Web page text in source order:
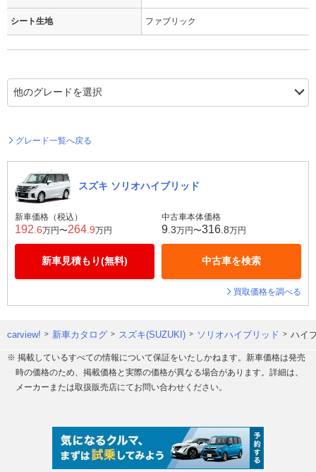
シート生地 ファブリック
グレード一覧へ戻る
スズキ ソリオハイブリッド
新車価格（税込）
192 .6万円〜264 .9万円
新車見積もり(無料)
中古車本体価格
9 .3万円〜316 .8万円
中古車を検索
買取価格を調べる
carview! 新車カタログ スズキ(SUZUKI) ソリオハイブリッド ハイ
※ 掲載しているすべての情報について保証をいたしかねます。新車価格は発売
時の価格のため、掲載価格と実際の価格が異なる場合があります。詳細は、
メーカーまたは取扱販売店にてお問い合わせください。